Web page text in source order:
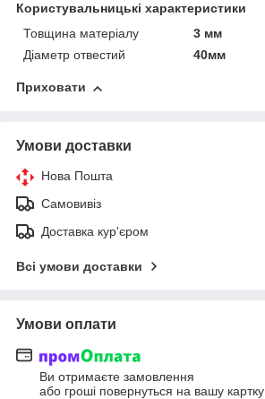
Користувальницькі характеристики
Товщина матеріалу
3 мм
Діаметр отвестий
40мм
Приховати
Умови доставки
Нова Пошта
Самовивіз
Доставка кур'єром
Всі умови доставки
Умови оплати
Ви отримаєте замовлення
або гроші повернуться на вашу картку